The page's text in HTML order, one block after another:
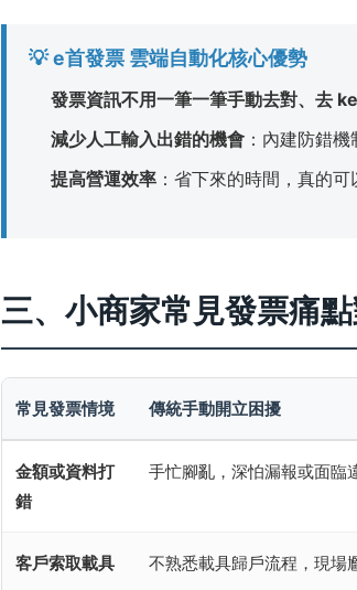
💡 e首發票 雲端自動化核心優勢
發票資訊不用一筆一筆手動去對、去
減少人工輸入出錯的機會 ：內建防錯機
提高營運效率 ：省下來的時間，真的
三、小商家常見發票痛
常見發票情境 傳統手動開立困擾
金額或資料打
錯
手忙腳亂，深怕漏報或面臨
客戶索取載具 不熟悉載具歸戶流程，現場